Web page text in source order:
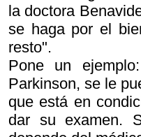
la doctora
se haga por el
resto".
Pone un
Parkinson, se le
que está en
dar su examen.